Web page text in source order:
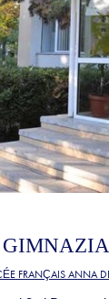
FRANÇAIS ANNA